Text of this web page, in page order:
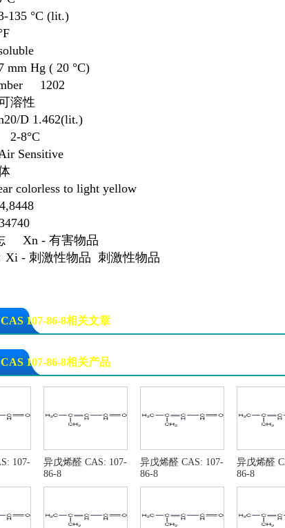
°C (lit.)
Hg ( 20 °C)
1202
溶性
D 1.462(lit.)
8°C
Sensitive
colorless to light yellow
Xn - 有害物品
Xi - 刺激性物品 刺激性物品
107-86-8相关文章
107-86-8相关产品
107-
异戊烯醛 CAS: 107-
86-8
异戊烯醛 CAS: 107-
86-8
异戊烯醛
86-8